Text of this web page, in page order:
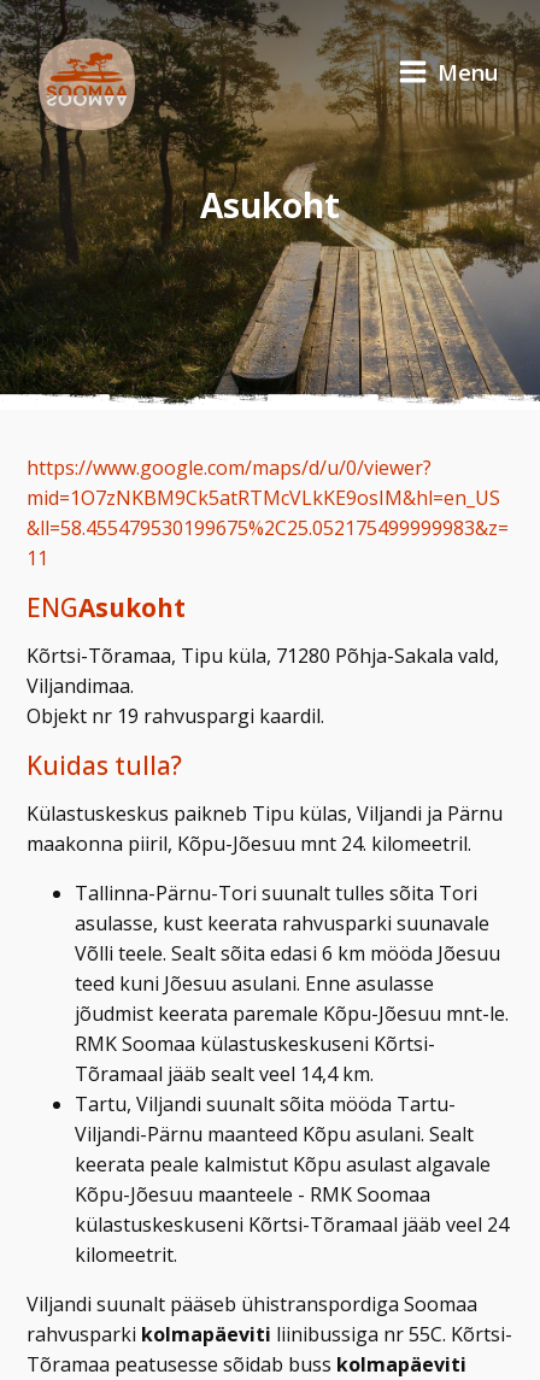
Menu
Asukoht
https://www.google.com/maps/d/u/0/viewer?
mid=1O7zNKBM9Ck5atRTMcVLkKE9osIM&hl=en_US
&ll=58.455479530199675%2C25.052175499999983&z=
11
ENGAsukoht
Kõrtsi-Tõramaa, Tipu küla, 71280 Põhja-Sakala vald,
Viljandimaa.
Objekt nr 19 rahvuspargi kaardil.
Kuidas tulla?
Külastuskeskus paikneb Tipu külas, Viljandi ja Pärnu
maakonna piiril, Kõpu-Jõesuu mnt 24. kilomeetril.
Tallinna-Pärnu-Tori suunalt tulles sõita Tori
asulasse, kust keerata rahvusparki suunavale
Võlli teele. Sealt sõita edasi 6 km mööda Jõesuu
teed kuni Jõesuu asulani. Enne asulasse
jõudmist keerata paremale Kõpu-Jõesuu mnt-le.
RMK Soomaa külastuskeskuseni Kõrtsi-
Tõramaal jääb sealt veel 14,4 km.
Tartu, Viljandi suunalt sõita mööda Tartu-
Viljandi-Pärnu maanteed Kõpu asulani. Sealt
keerata peale kalmistut Kõpu asulast algavale
Kõpu-Jõesuu maanteele - RMK Soomaa
külastuskeskuseni Kõrtsi-Tõramaal jääb veel 24
kilomeetrit.
Viljandi suunalt pääseb ühistranspordiga Soomaa
rahvusparki kolmapäeviti liinibussiga nr 55C. Kõrtsi-
Tõramaa peatusesse sõidab buss kolmapäeviti